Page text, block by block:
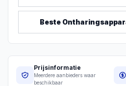
Beste
Prijsinformatie
Meerdere aanbieders waar
beschikbaar